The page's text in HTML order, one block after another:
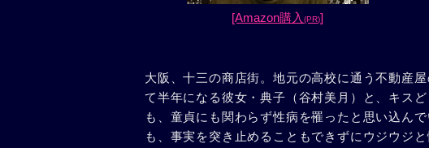
[Amazon購入(PR)]
大阪、十三の商店街。地元の高校に通う不動産
て半年になる彼女・典子（谷村美月）と、キス
も、童貞にも関わらず性病を罹ったと思い込ん
も、事実を突き止めることもできずにウジウジ